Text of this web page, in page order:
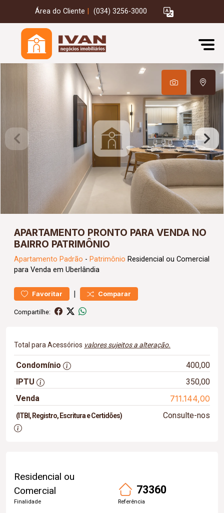
Área do Cliente (034) 3256-3000
APARTAMENTO PRONTO PARA VENDA NO
BAIRRO PATRIMÔNIO
Apartamento Padrão - Patrimônio Residencial ou Comercial
para Venda em Uberlândia
Favoritar | Comparar
Compartilhe:
Total para Acessórios valores sujeitos a alteração.
Condomínio
400,00
IPTU
350,00
Venda
711.144,00
(ITBI, Registro, Escritura e Certidões) Consulte-nos
Residencial ou
Comercial
Finalidade
73360
Referência